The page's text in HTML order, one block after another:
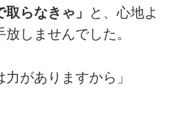
らなきゃ」
と、心地よ
しませんでした。
力がありますから」